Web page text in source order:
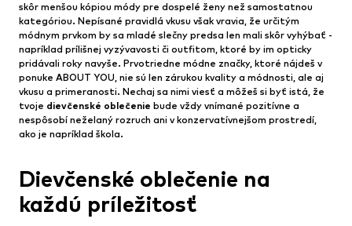
skôr menšou kópiou módy pre dospelé ženy než samostatnou
kategóriou. Nepísané pravidlá vkusu však vravia, že určitým
módnym prvkom by sa mladé slečny predsa len mali skôr vyhýbať -
napríklad prílišnej vyzývavosti či outfitom, ktoré by im opticky
pridávali roky navyše. Prvotriedne módne značky, ktoré nájdeš v
ponuke ABOUT YOU, nie sú len zárukou kvality a módnosti, ale aj
vkusu a primeranosti. Nechaj sa nimi viesť a môžeš si byť istá, že
tvoje dievčenské oblečenie bude vždy vnímané pozitívne a
nespôsobí neželaný rozruch ani v konzervatívnejšom prostredí,
ako je napríklad škola.
Dievčenské oblečenie na
každú príležitosť